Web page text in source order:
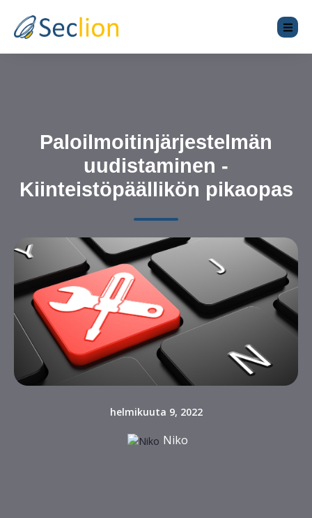
Paloilmoitinjärjestelmän
uudistaminen -
Kiinteistöpäällikön pikaopas
helmikuuta 9, 2022
Niko